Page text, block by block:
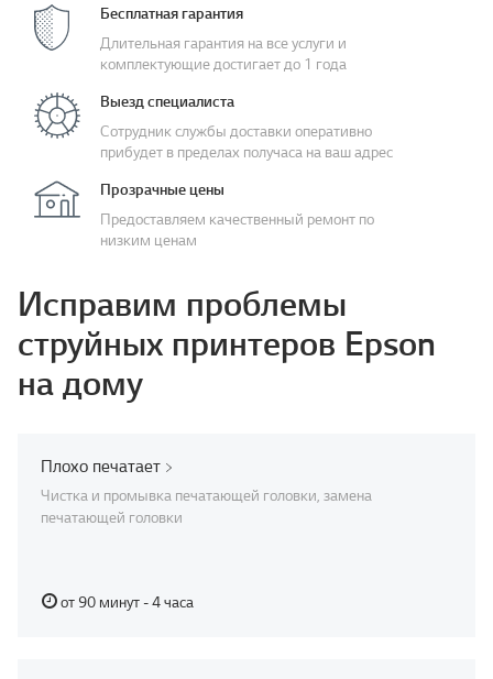
Бесплатная гарантия
Длительная гарантия на все услуги и
комплектующие достигает до 1 года
Выезд специалиста
Сотрудник службы доставки оперативно
прибудет в пределах получаса на ваш адрес
Прозрачные цены
Предоставляем качественный ремонт по
низким ценам
Исправим проблемы
струйных принтеров Epson
на дому
Плохо печатает
Чистка и промывка печатающей головки, замена
печатающей головки
от 90 минут - 4 часа